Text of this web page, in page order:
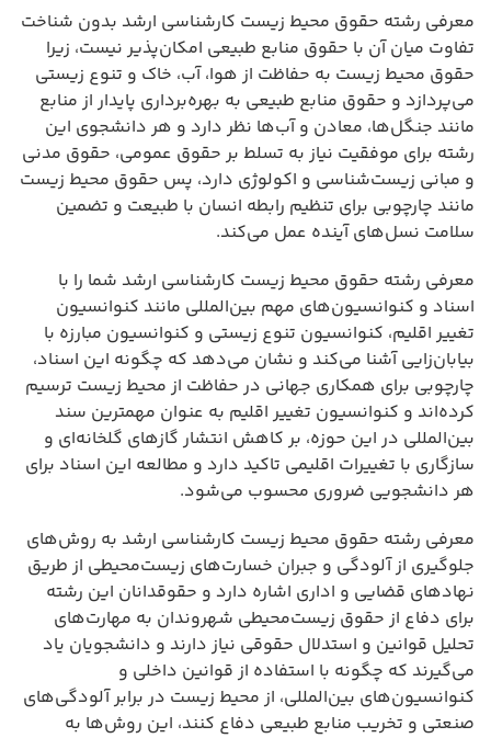
معرفی رشته حقوق محیط زیست کارشناسی ارشد بدون شناخت
تفاوت میان آن با حقوق منابع طبیعی امکان‌پذیر نیست، زیرا
حقوق محیط زیست به حفاظت از هوا، آب، خاک و تنوع زیستی
می‌پردازد و حقوق منابع طبیعی به بهره‌برداری پایدار از منابع
مانند جنگل‌ها، معادن و آب‌ها نظر دارد و هر دانشجوی این
رشته برای موفقیت نیاز به تسلط بر حقوق عمومی، حقوق مدنی
و مبانی زیست‌شناسی و اکولوژی دارد، پس حقوق محیط زیست
مانند چارچوبی برای تنظیم رابطه انسان با طبیعت و تضمین
سلامت نسل‌های آینده عمل می‌کند.
معرفی رشته حقوق محیط زیست کارشناسی ارشد شما را با
اسناد و کنوانسیون‌های مهم بین‌المللی مانند کنوانسیون
تغییر اقلیم، کنوانسیون تنوع زیستی و کنوانسیون مبارزه با
بیابان‌زایی آشنا می‌کند و نشان می‌دهد که چگونه این اسناد،
چارچوبی برای همکاری جهانی در حفاظت از محیط زیست ترسیم
کرده‌اند و کنوانسیون تغییر اقلیم به عنوان مهمترین سند
بین‌المللی در این حوزه، بر کاهش انتشار گازهای گلخانه‌ای و
سازگاری با تغییرات اقلیمی تاکید دارد و مطالعه این اسناد برای
هر دانشجویی ضروری محسوب می‌شود.
معرفی رشته حقوق محیط زیست کارشناسی ارشد به روش‌های
جلوگیری از آلودگی و جبران خسارت‌های زیست‌محیطی از طریق
نهادهای قضایی و اداری اشاره دارد و حقوقدانان این رشته
برای دفاع از حقوق زیست‌محیطی شهروندان به مهارت‌های
تحلیل قوانین و استدلال حقوقی نیاز دارند و دانشجویان یاد
می‌گیرند که چگونه با استفاده از قوانین داخلی و
کنوانسیون‌های بین‌المللی، از محیط زیست در برابر آلودگی‌های
صنعتی و تخریب منابع طبیعی دفاع کنند، این روش‌ها به